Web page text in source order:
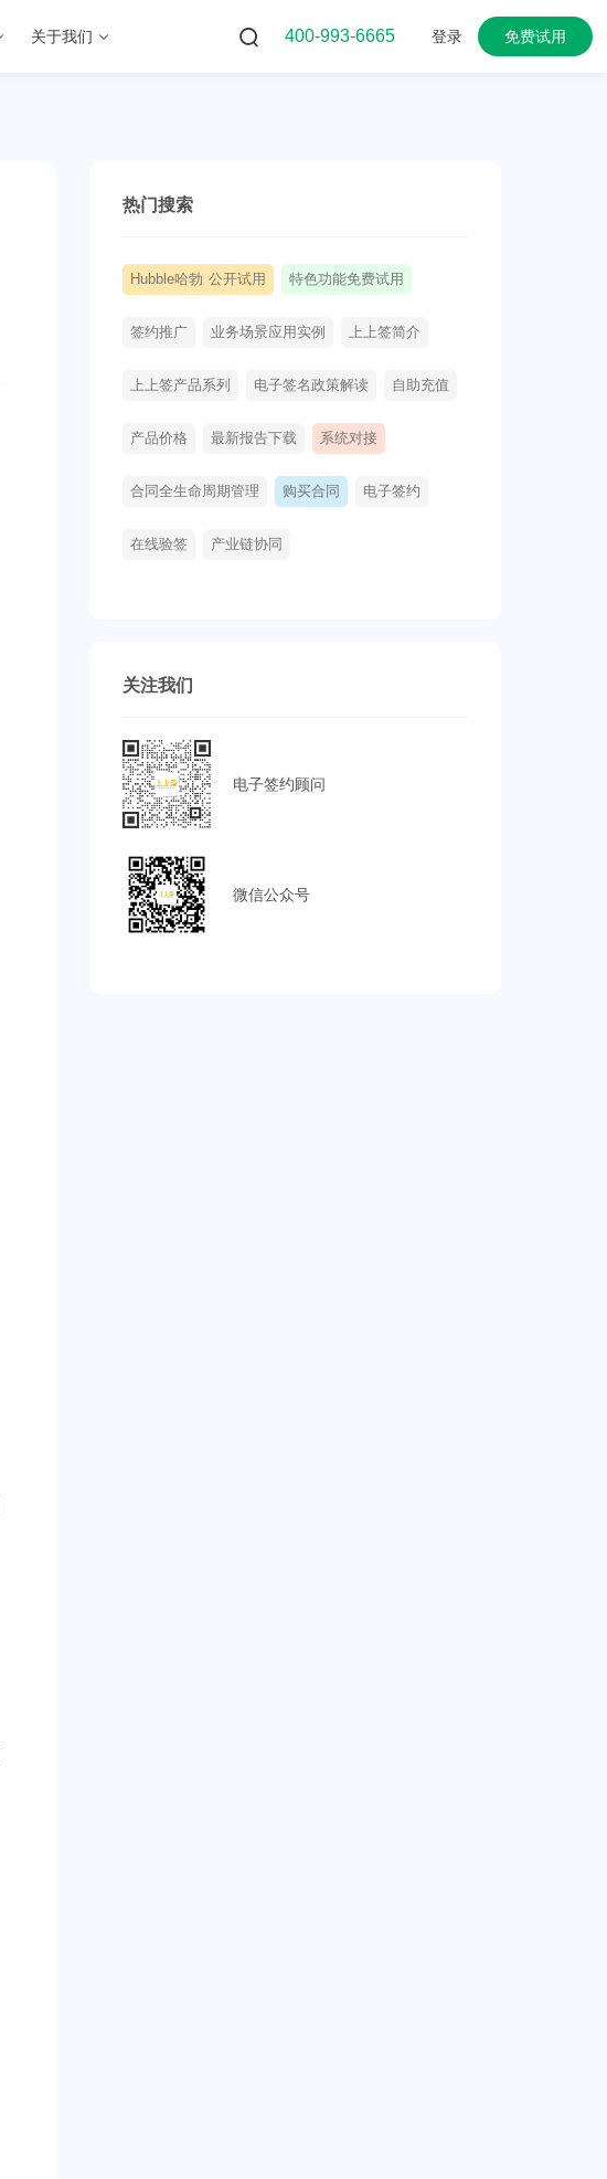
关于我们 400-993-6665 登录 免费试用
热门搜索
Hubble哈勃 公开试用 特色功能免费试用
签约推广 业务场景应用实例 上上签简介
上上签产品系列 电子签名政策解读 自助充值
产品价格 最新报告下载 系统对接
合同全生命周期管理 购买合同 电子签约
在线验签 产业链协同
关注我们
电子签约顾问
微信公众号